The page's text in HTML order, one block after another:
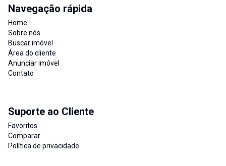
Navegação rápida
Home
Sobre nós
Buscar imóvel
Área do cliente
Anunciar imóvel
Contato
Suporte ao Cliente
Favoritos
Comparar
Política de privacidade